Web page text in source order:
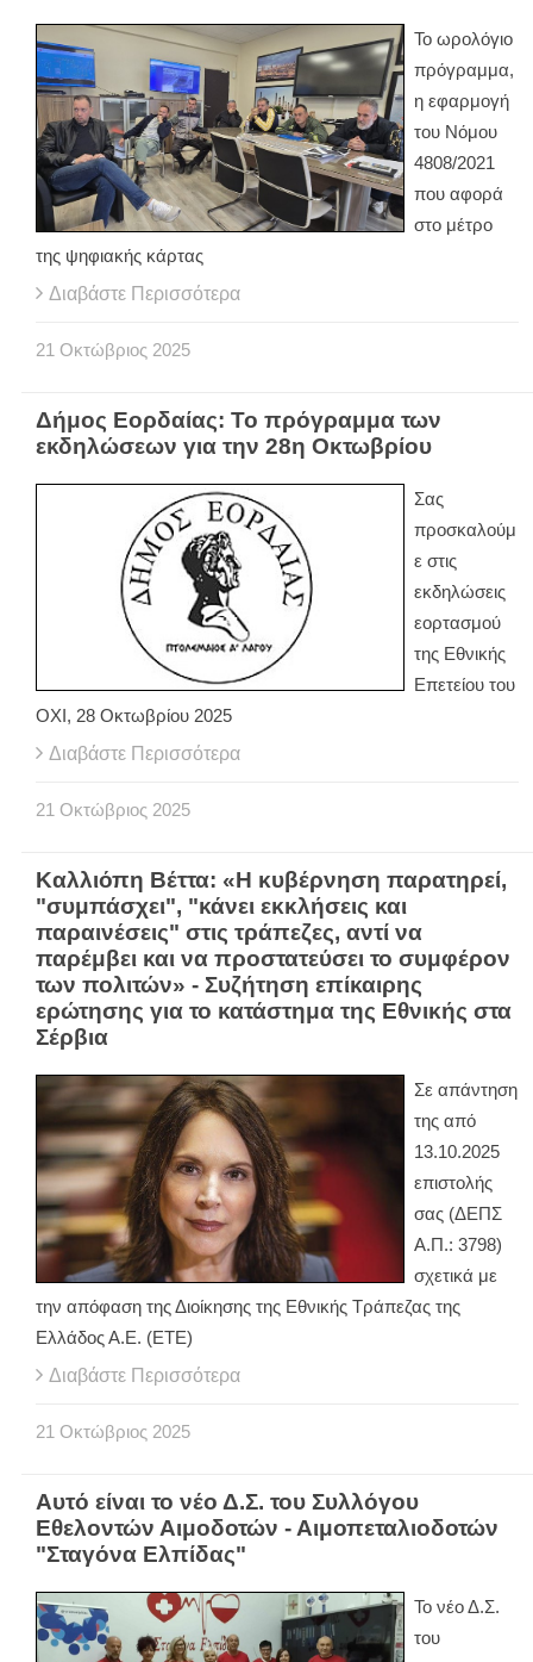
Το ωρολόγιο
πρόγραμμα,
η εφαρμογή
του Νόμου
4808/2021
που αφορά
στο μέτρο
της ψηφιακής κάρτας
Διαβάστε Περισσότερα
21 Οκτώβριος 2025
Δήμος Εορδαίας: Το πρόγραμμα των
εκδηλώσεων για την 28η Οκτωβρίου
Σας
προσκαλούμ
ε στις
εκδηλώσεις
εορτασμού
της Εθνικής
Επετείου του
ΟΧΙ, 28 Οκτωβρίου 2025
Διαβάστε Περισσότερα
21 Οκτώβριος 2025
Καλλιόπη Βέττα: «Η κυβέρνηση παρατηρεί,
"συμπάσχει", "κάνει εκκλήσεις και
παραινέσεις" στις τράπεζες, αντί να
παρέμβει και να προστατεύσει το συμφέρον
των πολιτών» - Συζήτηση επίκαιρης
ερώτησης για το κατάστημα της Εθνικής στα
Σέρβια
Σε απάντηση
της από
13.10.2025
επιστολής
σας (ΔΕΠΣ
Α.Π.: 3798)
σχετικά με
την απόφαση της Διοίκησης της Εθνικής Τράπεζας της
Ελλάδος Α.Ε. (ΕΤΕ)
Διαβάστε Περισσότερα
21 Οκτώβριος 2025
Αυτό είναι το νέο Δ.Σ. του Συλλόγου
Εθελοντών Αιμοδοτών - Αιμοπεταλιοδοτών
"Σταγόνα Ελπίδας"
Το νέο Δ.Σ.
του